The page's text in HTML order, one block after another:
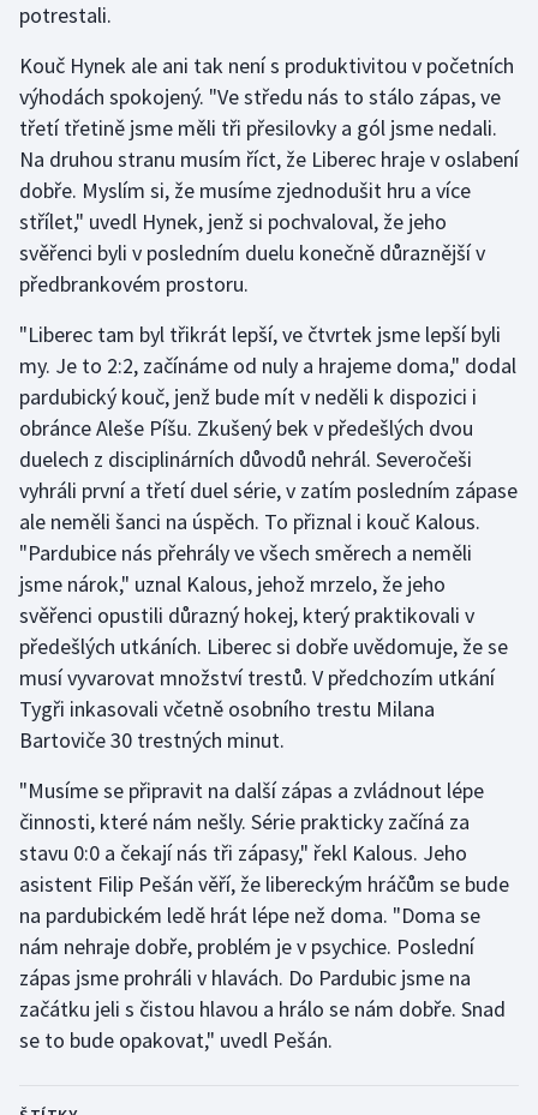
Lezení
Lyže a snowboard
Moderní pětiboj
Motorsport
Olympijské hry
Parasport
Plavání
Plážový volejbal
Ragby
Rychlobruslení
Rychlostní kanoistika
Short track
Sportovní střelba
Stolní tenis
Triatlon
Veslování
Vodní slalom
potrestali.
Kouč Hynek ale ani tak není s produktivitou v početních
výhodách spokojený. "Ve středu nás to stálo zápas, ve
třetí třetině jsme měli tři přesilovky a gól jsme nedali.
Na druhou stranu musím říct, že Liberec hraje v oslabení
dobře. Myslím si, že musíme zjednodušit hru a více
střílet," uvedl Hynek, jenž si pochvaloval, že jeho
svěřenci byli v posledním duelu konečně důraznější v
předbrankovém prostoru.
"Liberec tam byl třikrát lepší, ve čtvrtek jsme lepší byli
my. Je to 2:2, začínáme od nuly a hrajeme doma," dodal
pardubický kouč, jenž bude mít v neděli k dispozici i
obránce Aleše Píšu. Zkušený bek v předešlých dvou
duelech z disciplinárních důvodů nehrál. Severočeši
vyhráli první a třetí duel série, v zatím posledním zápase
ale neměli šanci na úspěch. To přiznal i kouč Kalous.
"Pardubice nás přehrály ve všech směrech a neměli
jsme nárok," uznal Kalous, jehož mrzelo, že jeho
svěřenci opustili důrazný hokej, který praktikovali v
předešlých utkáních. Liberec si dobře uvědomuje, že se
musí vyvarovat množství trestů. V předchozím utkání
Tygři inkasovali včetně osobního trestu Milana
Bartoviče 30 trestných minut.
"Musíme se připravit na další zápas a zvládnout lépe
činnosti, které nám nešly. Série prakticky začíná za
stavu 0:0 a čekají nás tři zápasy," řekl Kalous. Jeho
asistent Filip Pešán věří, že libereckým hráčům se bude
na pardubickém ledě hrát lépe než doma. "Doma se
nám nehraje dobře, problém je v psychice. Poslední
zápas jsme prohráli v hlavách. Do Pardubic jsme na
začátku jeli s čistou hlavou a hrálo se nám dobře. Snad
se to bude opakovat," uvedl Pešán.